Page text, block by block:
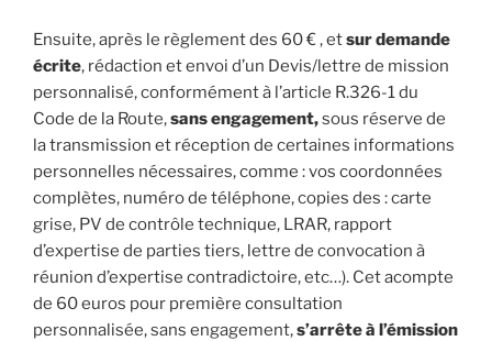
Ensuite, après le règlement des 60 € , etsur demande
écrite, rédaction et envoi d’un Devis/lettre de mission
personnalisé, conformément à l’article R.326-1 du
Code de la Route,sans engagement,sous réserve de
la transmission et réception de certaines informations
personnelles nécessaires, comme : vos coordonnées
complètes, numéro de téléphone, copies des : carte
grise, PV de contrôle technique, LRAR, rapport
d’expertise de parties tiers, lettre de convocation à
réunion d’expertise contradictoire, etc…). Cet acompte
de 60 euros pour première consultation
personnalisée, sans engagement,s’arrête à l’émission